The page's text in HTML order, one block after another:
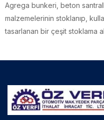
Agrega bunkeri, beton
malzemelerinin stoklanıp,
tasarlanan bir çeşit stoklama